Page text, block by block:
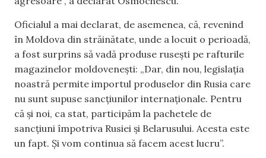
Oficialul a mai declarat, de asemenea, că, revenind
în Moldova din străinătate, unde a locuit o perioadă,
a fost surprins să vadă produse rusești pe rafturile
magazinelor moldovenești: „Dar, din nou, legislația
noastră permite importul produselor din Rusia care
nu sunt supuse sancțiunilor internaționale. Pentru
că și noi, ca stat, participăm la pachetele de
sancțiuni împotriva Rusiei și Belarusului. Acesta este
un fapt. Și vom continua să facem acest lucru”.